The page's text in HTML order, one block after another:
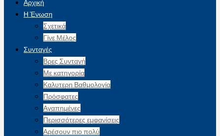
Αρχική
Η Ένωση
Σχετικά
Γίνε Μέλος
Συνταγές
Βρες Συνταγή
Με κατηγορία
Καλυτερη Βαθμολογία
Πρόσφατες
Αγαπημένες
Περισσότερες εμφανίσεις
Αρέσουν πιο πολύ